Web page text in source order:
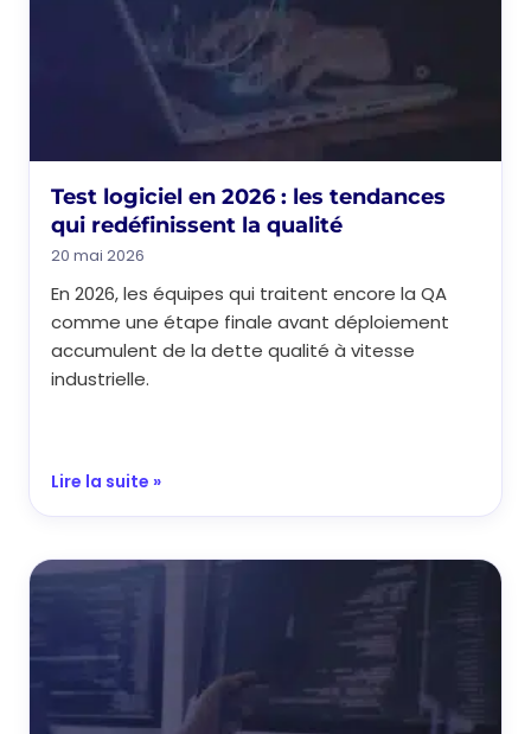
Test logiciel en 2026 : les tendances
qui redéfinissent la qualité
20 mai 2026
En 2026, les équipes qui traitent encore la QA
comme une étape finale avant déploiement
accumulent de la dette qualité à vitesse
industrielle.
Lire la suite »